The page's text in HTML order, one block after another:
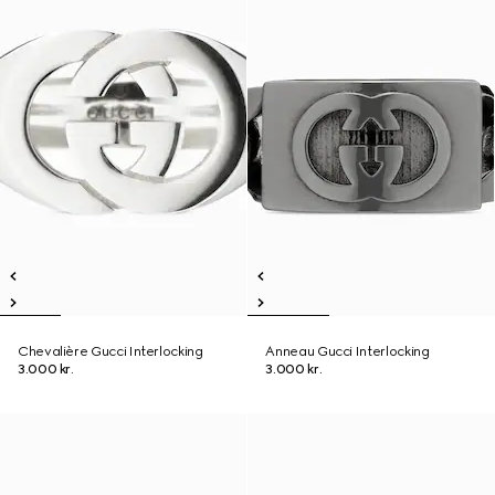
Chevalière Gucci Interlocking
3.000 kr.
Anneau Gucci Interlocking
3.000 kr.